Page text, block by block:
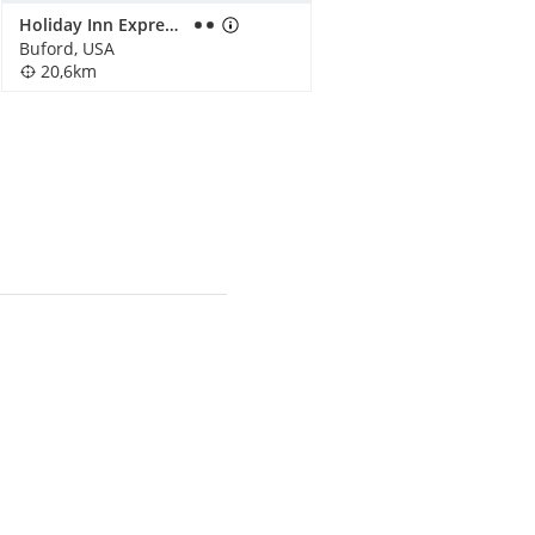
Holiday Inn Express & Suites Buford NE - Lake Lanier Area
Buford, USA
20,6km